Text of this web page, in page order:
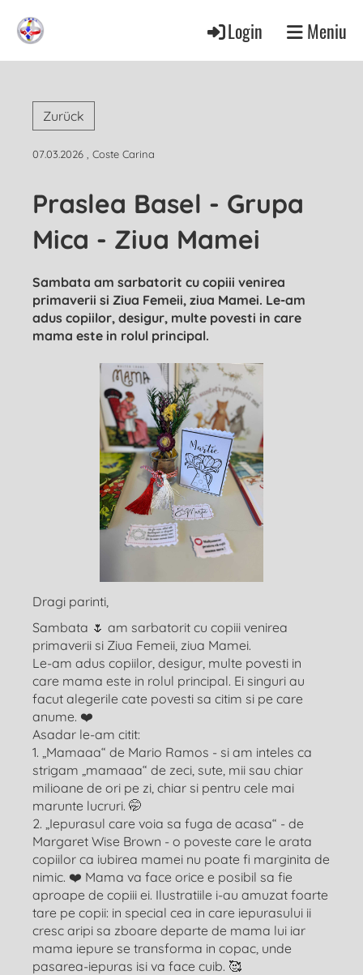
Login Meniu
Zurück
07.03.2026 , Coste Carina
Praslea Basel - Grupa
Mica - Ziua Mamei
Sambata am sarbatorit cu copiii venirea
primaverii si Ziua Femeii, ziua Mamei. Le-am
adus copiilor, desigur, multe povesti in care
mama este in rolul principal.
Dragi parinti,
Sambata 🌷 am sarbatorit cu copiii venirea
primaverii si Ziua Femeii, ziua Mamei.
Le-am adus copiilor, desigur, multe povesti in
care mama este in rolul principal. Ei singuri au
facut alegerile cate povesti sa citim si pe care
anume. ❤️
Asadar le-am citit:
1. „Mamaaa“ de Mario Ramos - si am inteles ca
strigam „mamaaa“ de zeci, sute, mii sau chiar
milioane de ori pe zi, chiar si pentru cele mai
marunte lucruri. 🤭
2. „Iepurasul care voia sa fuga de acasa“ - de
Margaret Wise Brown - o poveste care le arata
copiilor ca iubirea mamei nu poate fi marginita de
nimic. ❤️ Mama va face orice e posibil sa fie
aproape de copiii ei. Ilustratiile i-au amuzat foarte
tare pe copii: in special cea in care iepurasului ii
cresc aripi sa zboare departe de mama lui iar
mama iepure se transforma in copac, unde
pasarea-iepuras isi va face cuib. 🥰